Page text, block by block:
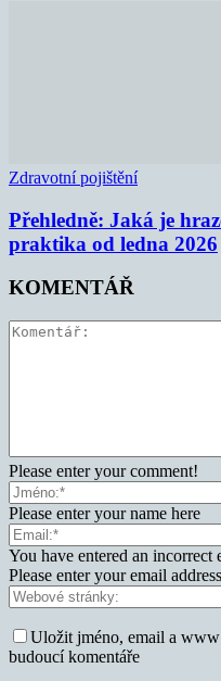
Zdravotní pojištění
Přehledně: Jaká je
praktika od ledna 2026
KOMENTÁŘ
Please enter your comment!
Please enter your name here
You have entered an incorrect
Please enter your email
Uložit jméno, email a
budoucí komentáře